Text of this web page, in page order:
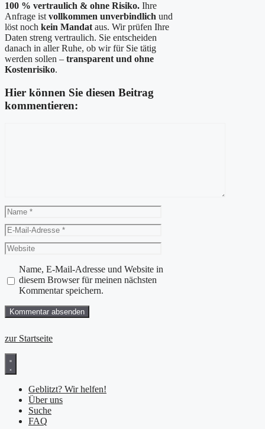
100 % vertraulich & ohne Risiko. Ihre
Anfrage ist vollkommen unverbindlich und
löst noch kein Mandat aus. Wir prüfen Ihre
Daten streng vertraulich. Sie entscheiden
danach in aller Ruhe, ob wir für Sie tätig
werden sollen – transparent und ohne
Kostenrisiko.
Hier können Sie diesen Beitrag
kommentieren:
Name
E-
Mail-
Adresse
Website
Name, E-Mail-Adresse und Website in
diesem Browser für meinen nächsten
Kommentar speichern.
zur Startseite
Geblitzt? Wir helfen!
Über uns
Suche
FAQ